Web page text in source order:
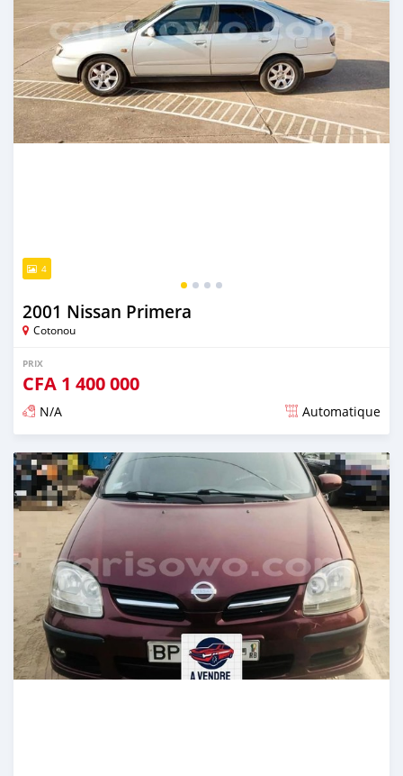
4
2001 Nissan Primera
Cotonou
PRIX
CFA 1 400 000
N/A Automatique
Publié il y a environ 4 ans